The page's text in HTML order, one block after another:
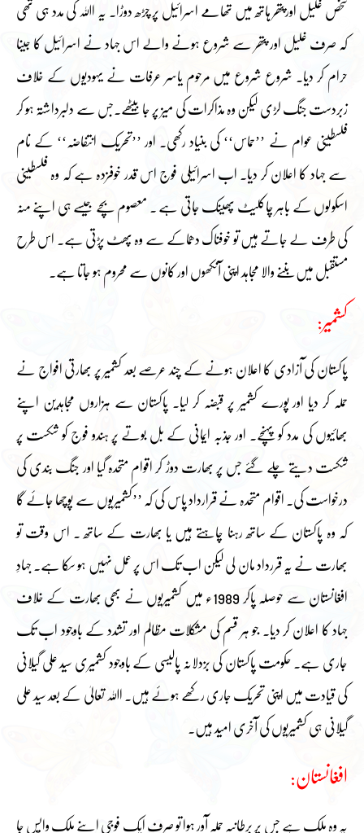
شخص غلیل اورپتھر ہاتھ میں تھامے اسرائیل پر چڑھ دوڑا۔ یہ اﷲ کی مدد ہی تھی
کہ صرف غلیل اور پتھر سے شروع ہونے والے اس جہاد نے اسرائیل کا جینا
حرام کر دیا۔ شروع شروع میں مرحوم یاسر عرفات نے یہودیوں کے خلاف
زبردست جنگ لڑی لیکن وہ مذاکرات کی میز پر جا بیٹھے۔جس سے دلبرداشتہ ہو کر
فلسطینی عوام نے ’’حماس‘‘ کی بنیاد رکھی۔ اور ’’تحریک انتفاضہ‘‘ کے نام
سے جہاد کا اعلان کر دیا۔ اب اسرائیلی فوج اس قدر خوفزدہ ہے کہ وہ فلسطینی
اسکولوں کے باہر چاکلیٹ پھینک جاتی ہے ۔ معصوم بچے جیسے ہی اپنے منہ
کی طرف لے جاتے ہیں تو خوفناک دھماکے سے وہ پھٹ پڑتی ہے۔ اس طرح
مستقبل میں بننے والا مجاہد اپنی آنکھوں اور کانوں سے محروم ہو جاتا ہے۔
کشمیر:
پاکستان کی آزادی کا اعلان ہونے کے چند عرصے بعد کشمیر پر بھارتی افواج نے
حملہ کر دیا اور پورے کشمیر پر قبضہ کر لیا۔ پاکستان سے ہزاروں مجاہدین اپنے
بھائیوں کی مدد کو پہنچے۔ اور جذبہ ایمانی کے بل بوتے پر ہندو فوج کو شکست پر
شکست دیتے چلے گئے جس پر بھارت دوڑ کر اقوام متحدہ گیا اور جنگ بندی کی
درخواست کی۔ اقوام متحدہ نے قرارداد پاس کی کہ ’’کشمیریوں سے پوچھا جائے گا
کہ وہ پاکستان کے ساتھ رہنا چاہتے ہیں یا بھارت کے ساتھ ۔ اس وقت تو
بھارت نے یہ قررداد مان لی لیکن اب تک اس پر عمل نہیں ہو سکا ہے۔ جہادِ
افغانستان سے حوصلہ پاکر 1989ء میں کشمیریوں نے بھی بھارت کے خلاف
جہاد کا اعلان کر دیا۔ جو ہر قسم کی مشکلات مظالم اور تشدد کے باوجود اب تک
جاری ہے۔ حکومت پاکستان کی بزدلانہ پالیسی کے باوجود کشمیری سید علی گیلانی
کی قیادت میں اپنی تحریک جاری رکھے ہوئے ہیں۔ اﷲ تعالیٰ کے بعد سید علی
گیلانی ہی کشمیریوں کی آخری امید ہیں۔
افغانستان:
یہ وہ ملک ہے جس پر برطانیہ حملہ آور ہوا تو صرف ایک فوجی اپنے ملک واپس جا